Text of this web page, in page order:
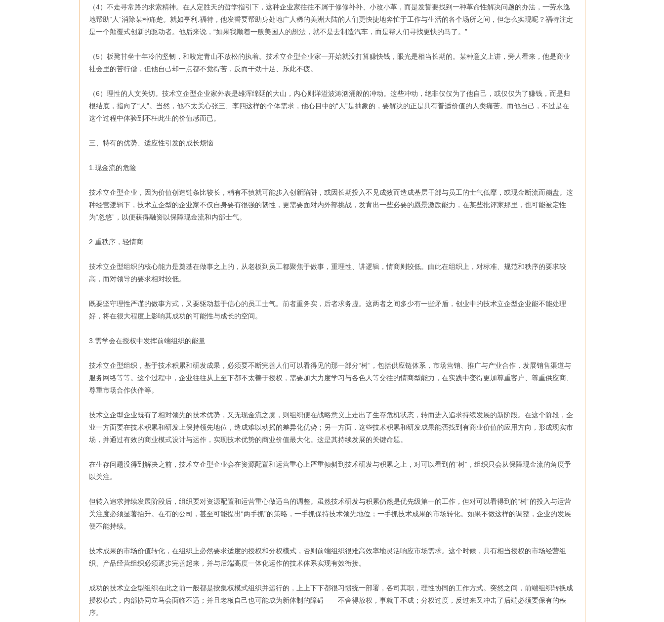
（4）不走寻常路的求索精神。在人定胜天的哲学指引下，这种企业家往往不屑于修修补补、小改小革，而是发誓要找到一种革命性解决问题的办法，一劳永逸
地帮助“人”消除某种痛楚。就如亨利.福特，他发誓要帮助身处地广人稀的美洲大陆的人们更快捷地奔忙于工作与生活的各个场所之间，但怎么实现呢？福特注定
是一个颠覆式创新的驱动者。他后来说，“如果我顺着一般美国人的想法，就不是去制造汽车，而是帮人们寻找更快的马了。”
（5）板凳甘坐十年冷的坚韧，和咬定青山不放松的执着。技术立企型企业家一开始就没打算赚快钱，眼光是相当长期的。某种意义上讲，旁人看来，他是商业
社会里的苦行僧，但他自己却一点都不觉得苦，反而干劲十足、乐此不疲。
（6）理性的人文关切。技术立企型企业家外表是雄浑绵延的大山，内心则洋溢波涛汹涌般的冲动。这些冲动，绝非仅仅为了他自己，或仅仅为了赚钱，而是归
根结底，指向了“人”。当然，他不太关心张三、李四这样的个体需求，他心目中的“人”是抽象的，要解决的正是具有普适价值的人类痛苦。而他自己，不过是在
这个过程中体验到不枉此生的价值感而已。
三、特有的优势、适应性引发的成长烦恼
1.现金流的危险
技术立企型企业，因为价值创造链条比较长，稍有不慎就可能步入创新陷阱，或因长期投入不见成效而造成基层干部与员工的士气低靡，或现金断流而崩盘。这
种经营逻辑下，技术立企型的企业家不仅自身要有很强的韧性，更需要面对内外部挑战，发育出一些必要的愿景激励能力，在某些批评家那里，也可能被定性
为“忽悠”，以便获得融资以保障现金流和内部士气。
2.重秩序，轻情商
技术立企型组织的核心能力是奠基在做事之上的，从老板到员工都聚焦于做事，重理性、讲逻辑，情商则较低。由此在组织上，对标准、规范和秩序的要求较
高，而对领导的要求相对较低。
既要坚守理性严谨的做事方式，又要驱动基于信心的员工士气。前者重务实，后者求务虚。这两者之间多少有一些矛盾，创业中的技术立企型企业能不能处理
好，将在很大程度上影响其成功的可能性与成长的空间。
3.需学会在授权中发挥前端组织的能量
技术立企型组织，基于技术积累和研发成果，必须要不断完善人们可以看得见的那一部分“树”，包括供应链体系，市场营销、推广与产业合作，发展销售渠道与
服务网络等等。这个过程中，企业往往从上至下都不太善于授权，需要加大力度学习与各色人等交往的情商型能力，在实践中变得更加尊重客户、尊重供应商、
尊重市场合作伙伴等。
技术立企型企业既有了相对领先的技术优势，又无现金流之虞，则组织便在战略意义上走出了生存危机状态，转而进入追求持续发展的新阶段。在这个阶段，企
业一方面要在技术积累和研发上保持领先地位，造成难以动摇的差异化优势；另一方面，这些技术积累和研发成果能否找到有商业价值的应用方向，形成现实市
场，并通过有效的商业模式设计与运作，实现技术优势的商业价值最大化。这是其持续发展的关键命题。
在生存问题没得到解决之前，技术立企型企业会在资源配置和运营重心上严重倾斜到技术研发与积累之上，对可以看到的“树”，组织只会从保障现金流的角度予
以关注。
但转入追求持续发展阶段后，组织要对资源配置和运营重心做适当的调整。虽然技术研发与积累仍然是优先级第一的工作，但对可以看得到的“树”的投入与运营
关注度必须显著抬升。在有的公司，甚至可能提出“两手抓”的策略，一手抓保持技术领先地位；一手抓技术成果的市场转化。如果不做这样的调整，企业的发展
便不能持续。
技术成果的市场价值转化，在组织上必然要求适度的授权和分权模式，否则前端组织很难高效率地灵活响应市场需求。这个时候，具有相当授权的市场经营组
织、产品经营组织必须逐步完善起来，并与后端高度一体化运作的技术体系实现有效衔接。
成功的技术立企型组织在此之前一般都是按集权模式组织并运行的，上上下下都很习惯统一部署，各司其职，理性协同的工作方式。突然之间，前端组织转换成
授权模式，内部协同立马会面临不适；并且老板自己也可能成为新体制的障碍——不舍得放权，事就干不成；分权过度，反过来又冲击了后端必须要保有的秩
序。